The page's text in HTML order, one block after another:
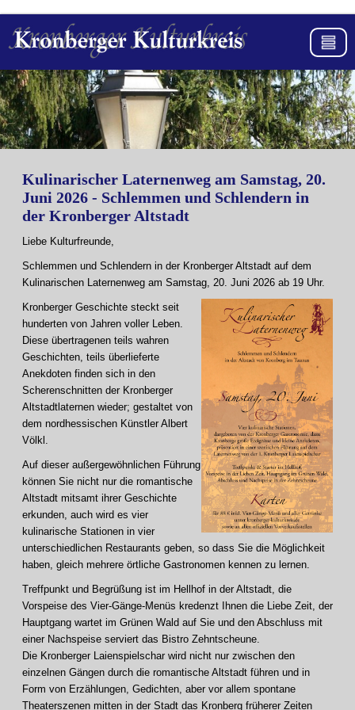
Kulinarischer Laternenweg am Samstag, 20.
Juni 2026 - Schlemmen und Schlendern in
der Kronberger Altstadt
Liebe Kulturfreunde,
Schlemmen und Schlendern in der Kronberger Altstadt auf dem
Kulinarischen Laternenweg am Samstag, 20. Juni 2026 ab 19 Uhr.
Kronberger Geschichte steckt seit
hunderten von Jahren voller Leben.
Diese übertragenen teils wahren
Geschichten, teils überlieferte
Anekdoten finden sich in den
Scherenschnitten der Kronberger
Altstadtlaternen wieder; gestaltet von
dem nordhessischen Künstler Albert
Völkl.
Auf dieser außergewöhnlichen Führung
können Sie nicht nur die romantische
Altstadt mitsamt ihrer Geschichte
erkunden, auch wird es vier
kulinarische Stationen in vier
unterschiedlichen Restaurants geben, so dass Sie die Möglichkeit
haben, gleich mehrere örtliche Gastronomen kennen zu lernen.
Treffpunkt und Begrüßung ist im Hellhof in der Altstadt, die
Vorspeise des Vier-Gänge-Menüs kredenzt Ihnen die Liebe Zeit, der
Hauptgang wartet im Grünen Wald auf Sie und den Abschluss mit
einer Nachspeise serviert das Bistro Zehntscheune.
Die Kronberger Laienspielschar wird nicht nur zwischen den
einzelnen Gängen durch die romantische Altstadt führen und in
Form von Erzählungen, Gedichten, aber vor allem spontane
Theaterszenen mitten in der Stadt das Kronberg früherer Zeiten